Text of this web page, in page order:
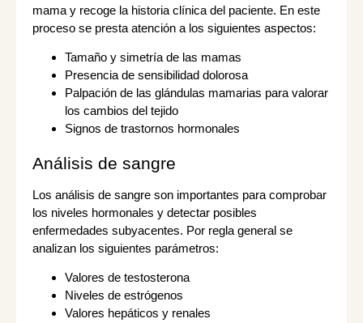
mama y recoge la historia clínica del paciente. En este
proceso se presta atención a los siguientes aspectos:
Tamaño y simetría de las mamas
Presencia de sensibilidad dolorosa
Palpación de las glándulas mamarias para valorar
los cambios del tejido
Signos de trastornos hormonales
Análisis de sangre
Los análisis de sangre son importantes para comprobar
los niveles hormonales y detectar posibles
enfermedades subyacentes. Por regla general se
analizan los siguientes parámetros:
Valores de testosterona
Niveles de estrógenos
Valores hepáticos y renales